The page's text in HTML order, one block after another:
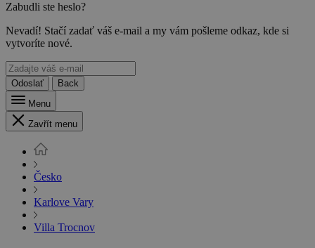
Zabudli ste heslo?
Nevadí! Stačí zadať váš e-mail a my vám pošleme odkaz, kde si
vytvoríte nové.
Odoslať
Back
Menu
Zavřít menu
Česko
Karlove Vary
Villa Trocnov